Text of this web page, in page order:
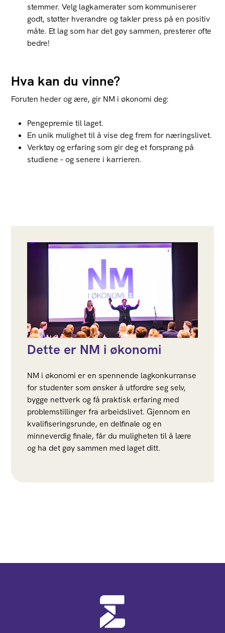
stemmer. Velg lagkamerater som kommuniserer
godt, støtter hverandre og takler press på en positiv
måte. Et lag som har det gøy sammen, presterer ofte
bedre!
Hva kan du vinne?
Foruten heder og ære, gir NM i økonomi deg:
Pengepremie til laget.
En unik mulighet til å vise deg frem for næringslivet.
Verktøy og erfaring som gir deg et forsprang på
studiene – og senere i karrieren.
Dette er NM i økonomi
NM i økonomi er en spennende lagkonkurranse
for studenter som ønsker å utfordre seg selv,
bygge nettverk og få praktisk erfaring med
problemstillinger fra arbeidslivet. Gjennom en
kvalifiseringsrunde, en delfinale og en
minneverdig finale, får du muligheten til å lære
og ha det gøy sammen med laget ditt.